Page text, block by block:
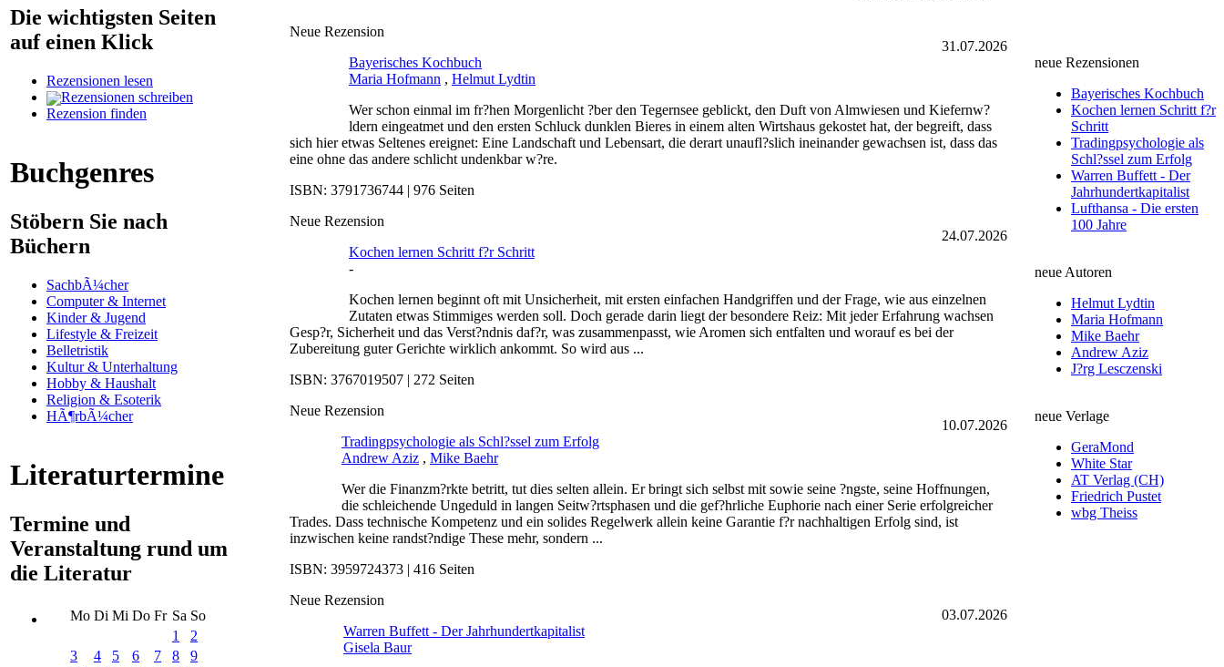
Die wichtigsten Seiten
auf einen Klick
Rezensionen lesen
Rezensionen schreiben
Rezension finden
Buchgenres
Stöbern Sie nach
Büchern
SachbÃ¼cher
Computer & Internet
Kinder & Jugend
Lifestyle & Freizeit
Belletristik
Kultur & Unterhaltung
Hobby & Haushalt
Religion & Esoterik
HÃ¶rbÃ¼cher
Literaturtermine
Termine und
Veranstaltung rund um
die Literatur
Mo Di Mi Do Fr Sa So
1
2
3
4 5 6 7 8
9
neue Rezensionen
Bayerisches Kochbuch
Kochen lernen Schritt f?r
Schritt
Tradingpsychologie als
Schl?ssel zum Erfolg
Warren Buffett - Der
Jahrhundertkapitalist
Lufthansa - Die ersten
100 Jahre
neue Autoren
Helmut Lydtin
Maria Hofmann
Mike Baehr
Andrew Aziz
J?rg Lesczenski
neue Verlage
GeraMond
White Star
AT Verlag (CH)
Friedrich Pustet
wbg Theiss
31.07.2026
Neue Rezension
Bayerisches Kochbuch
Maria Hofmann , Helmut Lydtin
Wer schon einmal im fr?hen Morgenlicht ?ber den Tegernsee geblickt, den Duft von Almwiesen und Kiefernw?
ldern eingeatmet und den ersten Schluck dunklen Bieres in einem alten Wirtshaus gekostet hat, der begreift, dass
sich hier etwas Seltenes ereignet: Eine Landschaft und Lebensart, die derart unaufl?slich ineinander gewachsen ist, dass das
eine ohne das andere schlicht undenkbar w?re.
ISBN: 3791736744 | 976 Seiten
24.07.2026
Neue Rezension
Kochen lernen Schritt f?r Schritt
-
Kochen lernen beginnt oft mit Unsicherheit, mit ersten einfachen Handgriffen und der Frage, wie aus einzelnen
Zutaten etwas Stimmiges werden soll. Doch gerade darin liegt der besondere Reiz: Mit jeder Erfahrung wachsen
Gesp?r, Sicherheit und das Verst?ndnis daf?r, was zusammenpasst, wie Aromen sich entfalten und worauf es bei der
Zubereitung guter Gerichte wirklich ankommt. So wird aus ...
ISBN: 3767019507 | 272 Seiten
10.07.2026
Neue Rezension
Tradingpsychologie als Schl?ssel zum Erfolg
Andrew Aziz , Mike Baehr
Wer die Finanzm?rkte betritt, tut dies selten allein. Er bringt sich selbst mit sowie seine ?ngste, seine Hoffnungen,
die schleichende Ungeduld in langen Seitw?rtsphasen und die gef?hrliche Euphorie nach einer Serie erfolgreicher
Trades. Dass technische Kompetenz und ein solides Regelwerk allein keine Garantie f?r nachhaltigen Erfolg sind, ist
inzwischen keine randst?ndige These mehr, sondern ...
ISBN: 3959724373 | 416 Seiten
03.07.2026
Neue Rezension
Warren Buffett - Der Jahrhundertkapitalist
Gisela Baur